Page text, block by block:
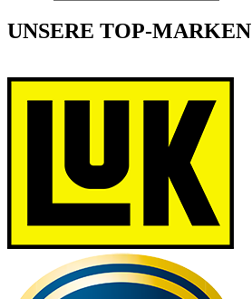
UNSERE TOP-MARKEN